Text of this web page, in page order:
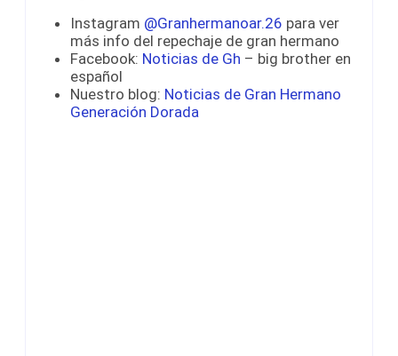
Instagram @Granhermanoar.26 para ver
más info del repechaje de gran hermano
Facebook: Noticias de Gh – big brother en
español
Nuestro blog: Noticias de Gran Hermano
Generación Dorada